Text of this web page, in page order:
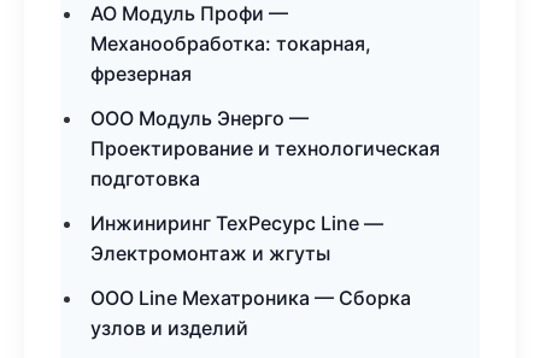
АО Модуль Профи —
Механообработка: токарная,
фрезерная
ООО Модуль Энерго —
Проектирование и технологическая
подготовка
Инжиниринг ТехРесурс Line —
Электромонтаж и жгуты
ООО Line Мехатроника — Сборка
узлов и изделий